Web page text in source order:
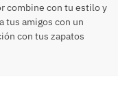
combine con tu estilo y
tus amigos con un
con tus zapatos